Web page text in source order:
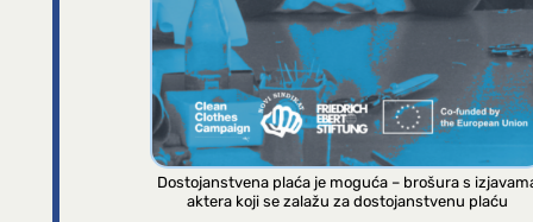
Dostojanstvena plaća je moguća – brošura s
aktera koji se zalažu za dostojanstvenu plaću